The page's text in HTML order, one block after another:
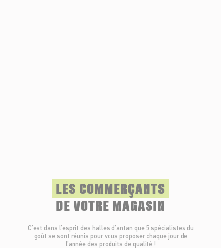
LES COMMERÇANTS
DE VOTRE MAGASIN
C’est dans l’esprit des halles d’antan que 5 spécialistes du
goût se sont réunis pour vous proposer chaque jour de
l’année des produits de qualité !